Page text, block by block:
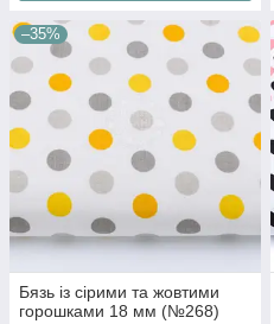
–35%
Бязь із сірими та жовтими
горошками 18 мм (№268)